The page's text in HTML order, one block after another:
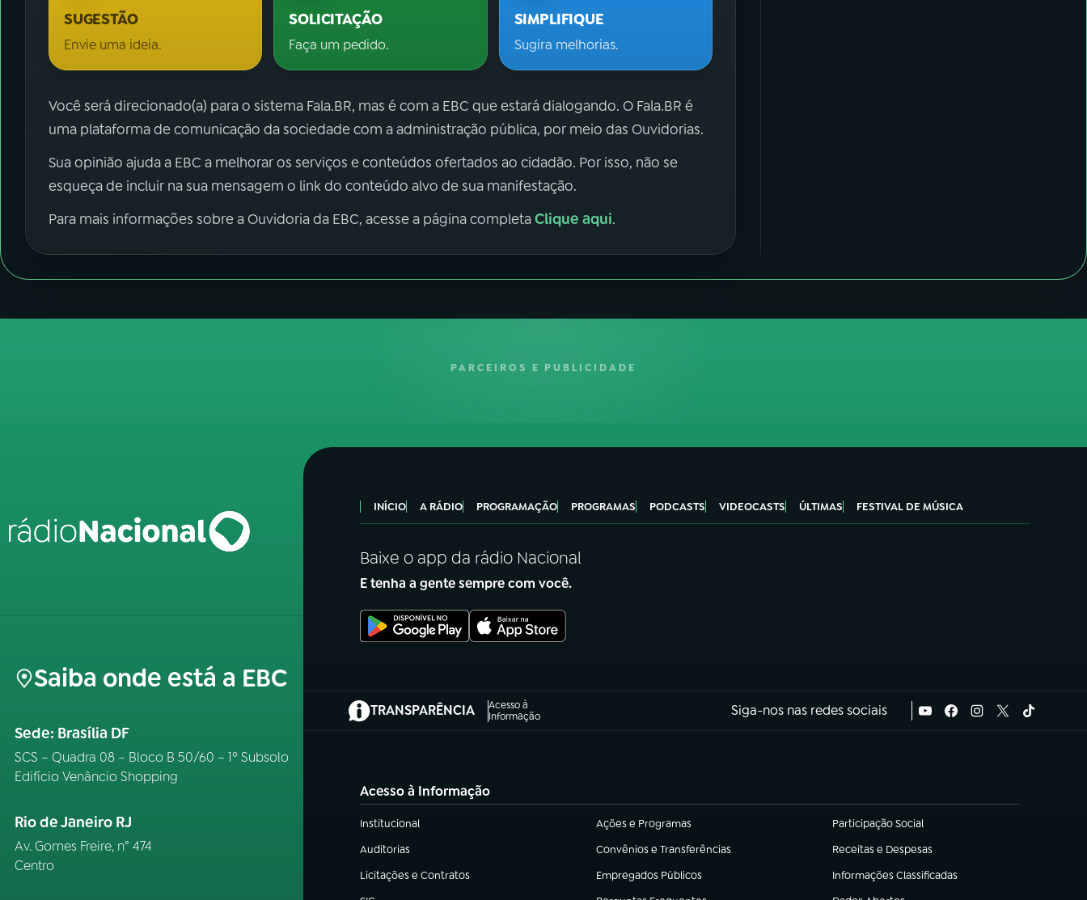
SUGESTÃO
Envie uma ideia.
SOLICITAÇÃO
Faça um pedido.
SIMPLIFIQUE
Sugira melhorias.
Você será direcionado(a) para o sistema Fala.BR, mas é com a EBC que estará dialogando. O Fala.BR é
uma plataforma de comunicação da sociedade com a administração pública, por meio das Ouvidorias.
Sua opinião ajuda a EBC a melhorar os serviços e conteúdos ofertados ao cidadão. Por isso, não se
esqueça de incluir na sua mensagem o link do conteúdo alvo de sua manifestação.
Para mais informações sobre a Ouvidoria da EBC, acesse a página completaClique aqui.
PARCEIROS E PUBLICIDADE
Saiba onde está a EBC
Sede: Brasília DF
SCS – Quadra 08 – Bloco B 50/60 – 1º Subsolo
Edifício Venâncio Shopping
Rio de Janeiro RJ
Av. Gomes Freire, n° 474
Centro
INÍCIO A RÁDIO PROGRAMAÇÃO PROGRAMAS PODCASTS VIDEOCASTS ÚLTIMAS FESTIVAL DE MÚSICA
Baixe o app da rádio Nacional
E tenha a gente sempre com você.
TRANSPARÊNCIA
Acesso à
Informação
(abre em nova aba) Siga-nos nas redes sociais
Acesso à Informação
Institucional
(abre em nova aba) Ações e Programas
(abre em nova aba) Participação Social
(abre em nova aba)
Auditorias
(abre em nova aba) Convênios e Transferências
(abre em nova aba) Receitas e Despesas
(abre em nova aba)
Licitações e Contratos
(abre em nova aba) Empregados Públicos
(abre em nova aba) Informações Classificadas
(abre em nova aba)